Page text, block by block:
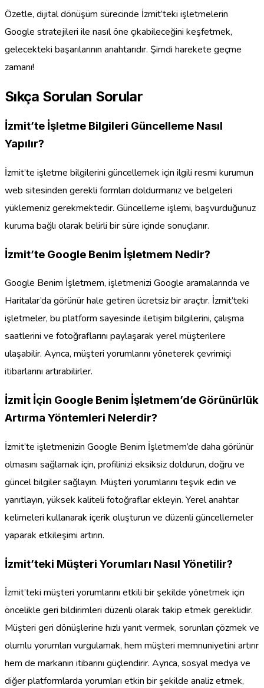
Özetle, dijital dönüşüm sürecinde İzmit’teki işletmelerin
Google stratejileri ile nasıl öne çıkabileceğini keşfetmek,
gelecekteki başarılarının anahtarıdır. Şimdi harekete geçme
zamanı!
Sıkça Sorulan Sorular
İzmit’te İşletme Bilgileri Güncelleme Nasıl
Yapılır?
İzmit’te işletme bilgilerini güncellemek için ilgili resmi kurumun
web sitesinden gerekli formları doldurmanız ve belgeleri
yüklemeniz gerekmektedir. Güncelleme işlemi, başvurduğunuz
kuruma bağlı olarak belirli bir süre içinde sonuçlanır.
İzmit’te Google Benim İşletmem Nedir?
Google Benim İşletmem, işletmenizi Google aramalarında ve
Haritalar’da görünür hale getiren ücretsiz bir araçtır. İzmit’teki
işletmeler, bu platform sayesinde iletişim bilgilerini, çalışma
saatlerini ve fotoğraflarını paylaşarak yerel müşterilere
ulaşabilir. Ayrıca, müşteri yorumlarını yöneterek çevrimiçi
itibarlarını artırabilirler.
İzmit İçin Google Benim İşletmem’de Görünürlük
Artırma Yöntemleri Nelerdir?
İzmit’te işletmenizin Google Benim İşletmem’de daha görünür
olmasını sağlamak için, profilinizi eksiksiz doldurun, doğru ve
güncel bilgiler sağlayın. Müşteri yorumlarını teşvik edin ve
yanıtlayın, yüksek kaliteli fotoğraflar ekleyin. Yerel anahtar
kelimeleri kullanarak içerik oluşturun ve düzenli güncellemeler
yaparak etkileşimi artırın.
İzmit’teki Müşteri Yorumları Nasıl Yönetilir?
İzmit’teki müşteri yorumlarını etkili bir şekilde yönetmek için
öncelikle geri bildirimleri düzenli olarak takip etmek gereklidir.
Müşteri geri dönüşlerine hızlı yanıt vermek, sorunları çözmek ve
olumlu yorumları vurgulamak, hem müşteri memnuniyetini artırır
hem de markanın itibarını güçlendirir. Ayrıca, sosyal medya ve
diğer platformlarda yorumları etkin bir şekilde analiz etmek,